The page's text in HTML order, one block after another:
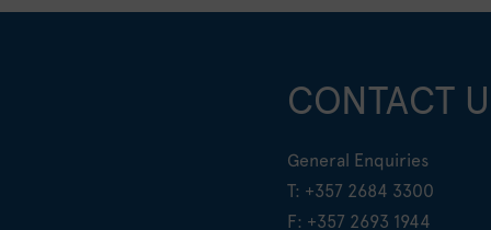
CONTACT
General Enquiries
T: +357 2684 3300
F: +357 2693 1944